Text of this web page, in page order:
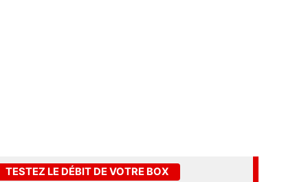
TESTEZ LE DÉBIT DE VOTRE BOX